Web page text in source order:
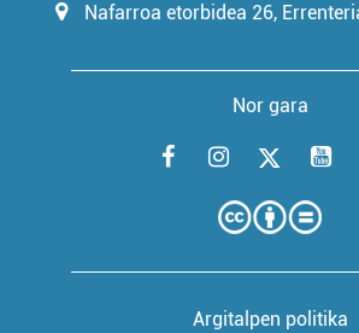
Nafarroa etorbidea 26,
Nor gara
Argitalpen politika